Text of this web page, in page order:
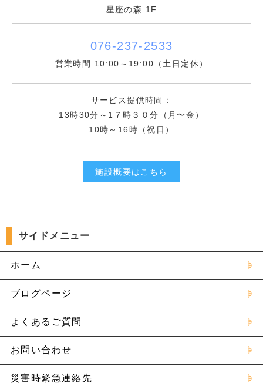
星座の森 1F
076-237-2533
営業時間 10:00～19:00（土日定休）
サービス提供時間：
13時30分～1７時３０分（月〜金）
10時～16時（祝日）
施設概要はこちら
サイドメニュー
ホーム
ブログページ
よくあるご質問
お問い合わせ
災害時緊急連絡先